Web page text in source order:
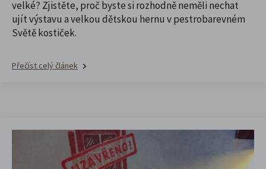
velké? Zjistěte, proč byste si rozhodně neměli nechat
ujít výstavu a velkou dětskou hernu v pestrobarevném
Světě kostiček.
Přečíst celý článek